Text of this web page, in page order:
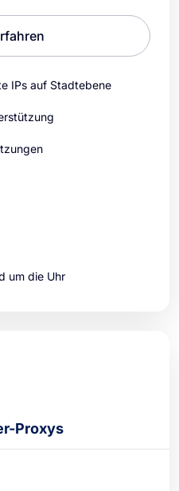
IPs auf Stadtebene
um die Uhr
Proxys